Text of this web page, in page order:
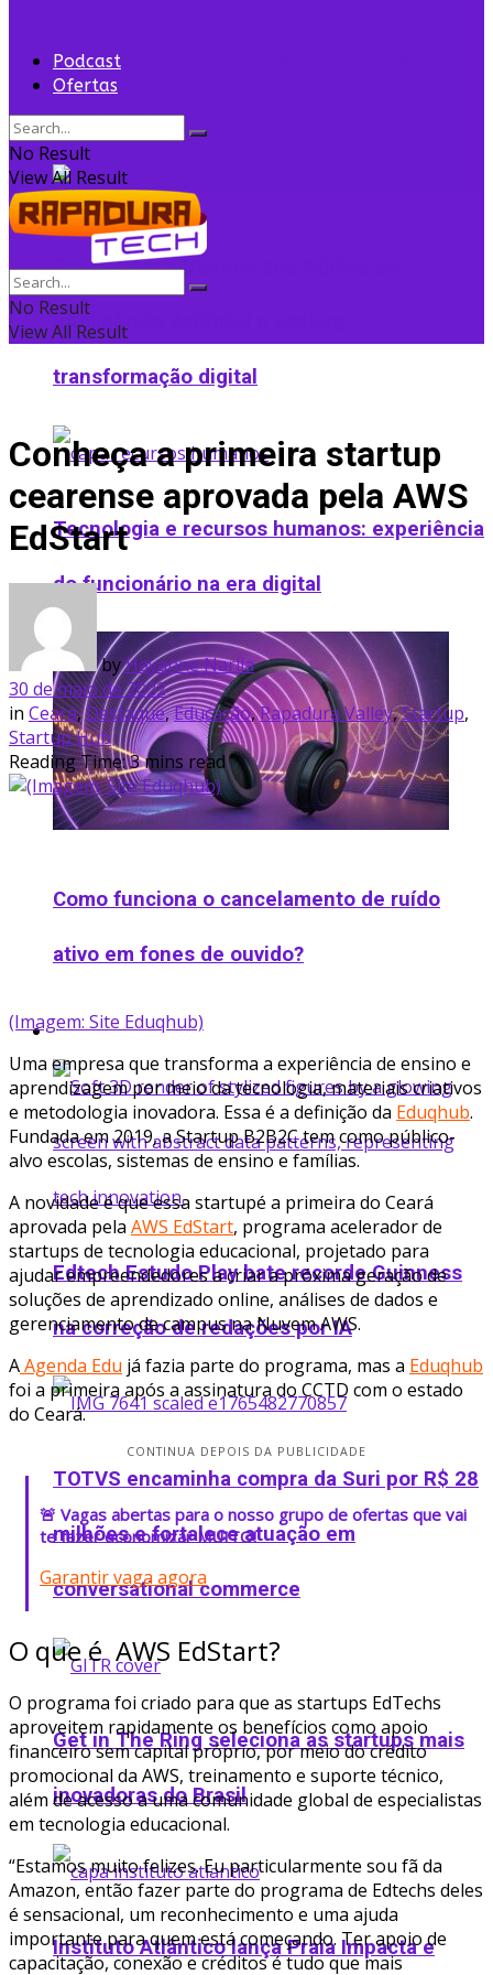
Flightradar24 vende 35% para Sprints Capital
para expansão
Grupo Edson Queiroz cria Núcleo de
Inteligência Artificial e acelera
transformação digital
Tecnologia e recursos humanos: experiência
do funcionário na era digital
Como funciona o cancelamento de ruído
ativo em fones de ouvido​?
Startup
Edtech Estudo Play bate recorde Guinness
na correção de redações por IA
TOTVS encaminha compra da Suri por R$ 28
milhões e fortalece atuação em
conversational commerce
Get in The Ring seleciona as startups mais
inovadoras do Brasil
Instituto Atlântico lança Praia Impacta e
Podcast
Ofertas
No Result
View All Result
No Result
View All Result
Conheça a primeira startup
cearense aprovada pela AWS
EdStart
byHayanne Narlla
30 de maio de 2022
in Ceará,Destaque,Educação,Rapadura Valley,Startup,
Startup Hub
Reading Time: 3 mins read
(Imagem: Site Eduqhub)
Uma empresa que transforma a experiência de ensino e
aprendizagem por meio da tecnologia, materiais criativos
e metodologia inovadora. Essa é a definição da Eduqhub.
Fundada em 2019, a Startup B2B2C tem como público-
alvo escolas, sistemas de ensino e famílias.
A novidade é que essa startupé a primeira do Ceará
aprovada pela AWS EdStart, programa acelerador de
startups de tecnologia educacional, projetado para
ajudar empreendedores a criar a próxima geração de
soluções de aprendizado online, análises de dados e
gerenciamento de campus na Nuvem AWS.
AAgenda Edu já fazia parte do programa, mas a Eduqhub
foi a primeira após a assinatura do CCTD com o estado
do Ceará.
CONTINUA DEPOIS DA PUBLICIDADE
🚨 Vagas abertas para o nosso grupo de ofertas que vai
te fazer economizar MUITO!
Garantir vaga agora
O que éAWS EdStart?
O programa foi criado para que as startups EdTechs
aproveitem rapidamente os benefícios como apoio
financeiro sem capital próprio, por meio do crédito
promocional da AWS, treinamento e suporte técnico,
além de acesso a uma comunidade global de especialistas
em tecnologia educacional.
“Estamos muito felizes. Eu particularmente sou fã da
Amazon, então fazer parte do programa de Edtechs deles
é sensacional, um reconhecimento e uma ajuda
importante para quem está começando. Ter apoio de
capacitação, conexão e créditos é tudo que mais